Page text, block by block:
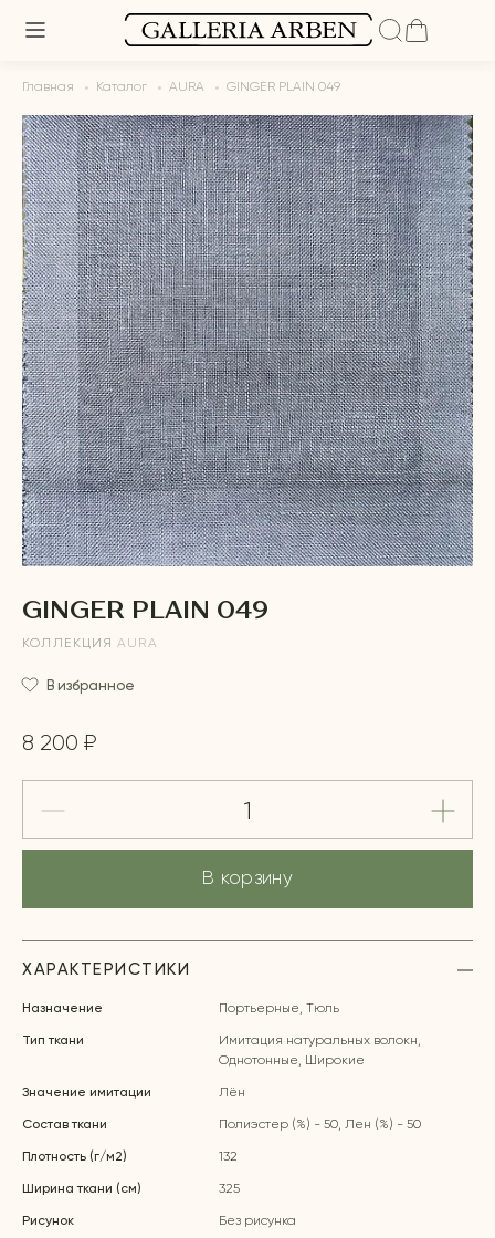
Главная Каталог AURA GINGER PLAIN 049
GINGER PLAIN 049
КОЛЛЕКЦИЯ AURA
В избранное
8 200 ₽
В корзину
ХАРАКТЕРИСТИКИ
Назначение Портьерные, Тюль
Тип ткани
Имитация натуральных волокн,
Однотонные, Широкие
Значение имитации Лён
Состав ткани Полиэстер (%) - 50, Лен (%) - 50
Плотность (г/м2) 132
Ширина ткани (см) 325
Рисунок Без рисунка